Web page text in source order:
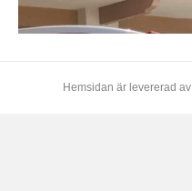
Hemsidan är levererad av